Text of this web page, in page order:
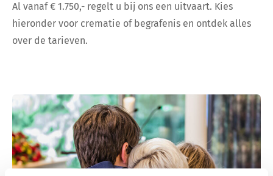
Al vanaf € 1.750,- regelt u bij ons een uitvaart. Kies
hieronder voor crematie of begrafenis en ontdek alles
over de tarieven.
Bekijk tarieven voor crematie